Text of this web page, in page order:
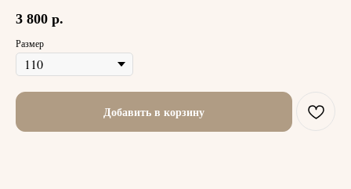
3 800 р.
Размер
Добавить в корзину